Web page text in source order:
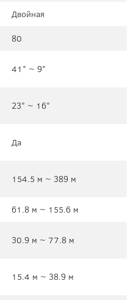
Двойная
80
41° ~ 9°
23° ~ 16°
Да
154.5 м ~ 389 м
61.8 м ~ 155.6 м
30.9 м ~ 77.8 м
15.4 м ~ 38.9 м